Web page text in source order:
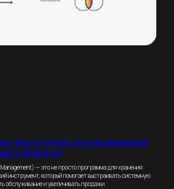
и почему она незаменимый
бизнеса?
— это не просто программа для хранения
инструмент, который помогает выстраивать системную
обслуживание и увеличивать продажи.